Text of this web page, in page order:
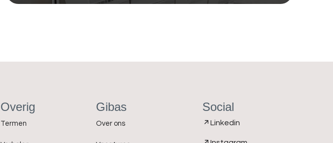
Overig
Termen
Gibas
Over ons
Social
Linkedin